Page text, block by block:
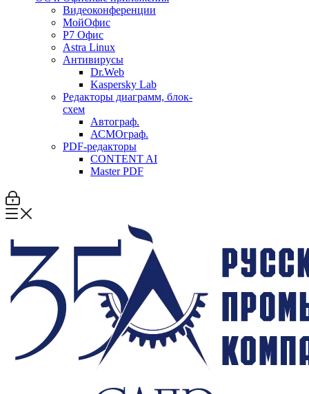
Видеоконференции
МойОфис
P7 Офис
Astra Linux
Антивирусы
Dr.Web
Kaspersky Lab
Редакторы диаграмм, блок-
схем
Автограф.
АСМОграф.
PDF-редакторы
CONTENT AI
Master PDF